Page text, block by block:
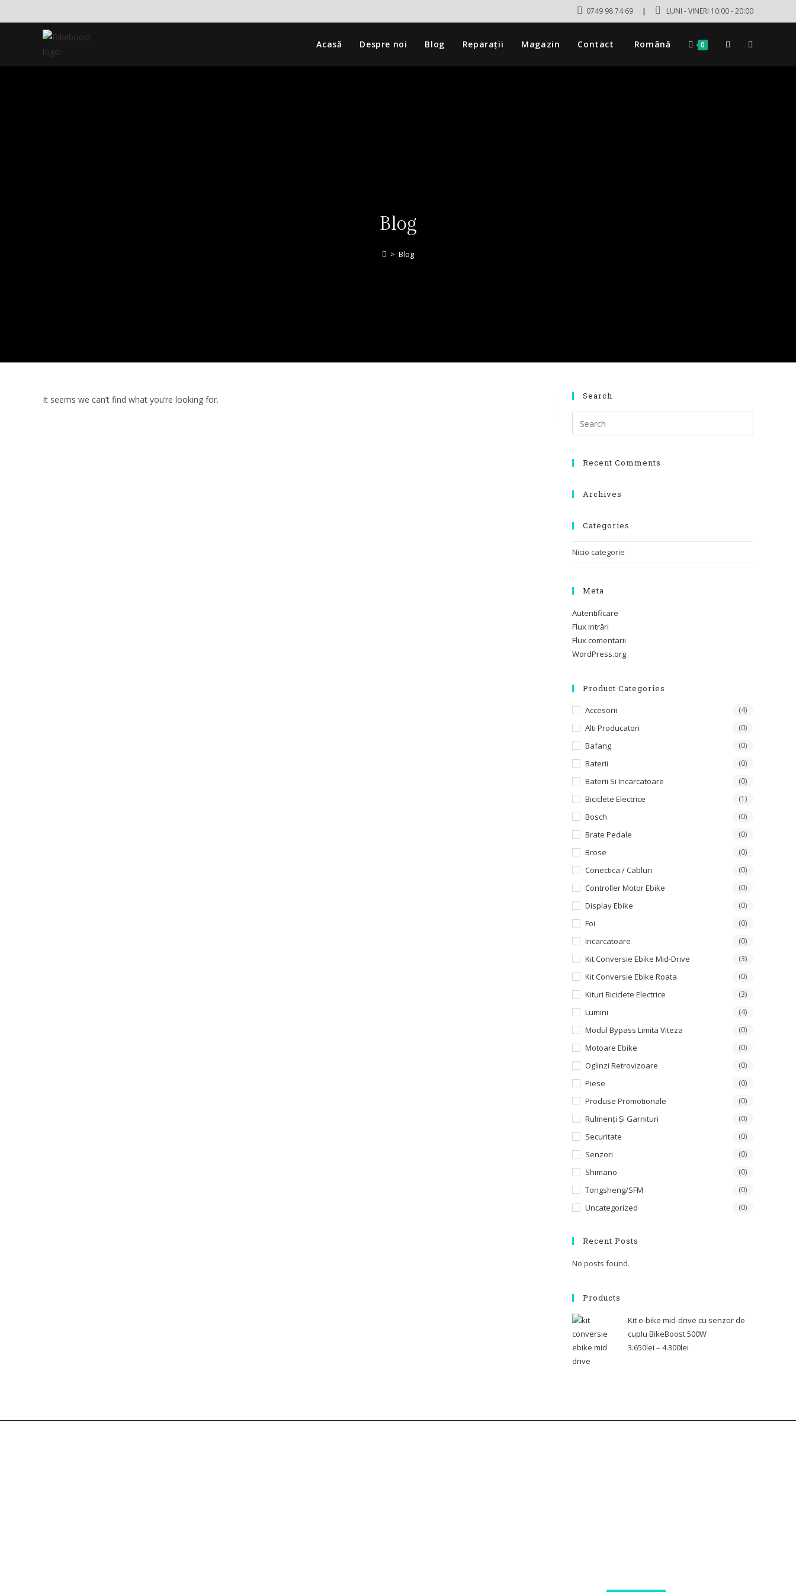
0749 98 74 69 | LUNI - VINERI 10:00 - 20:00
Acasă Despre noi Blog Reparații Magazin Contact Română 0
Blog
> Blog
It seems we can’t find what you’re looking for. Search
Recent Comments
Archives
Categories
Nicio categorie
Meta
Autentificare
Flux intrări
Flux comentarii
WordPress.org
Product Categories
Accesorii (4)
Alti Producatori (0)
Bafang (0)
Baterii (0)
Baterii Si Incarcatoare (0)
Biciclete Electrice (1)
Bosch (0)
Brate Pedale (0)
Brose (0)
Conectica / Cabluri (0)
Controller Motor Ebike (0)
Display Ebike (0)
Foi (0)
Incarcatoare (0)
Kit Conversie Ebike Mid-Drive (3)
Kit Conversie Ebike Roata (0)
Kituri Biciclete Electrice (3)
Lumini (4)
Modul Bypass Limita Viteza (0)
Motoare Ebike (0)
Oglinzi Retrovizoare (0)
Piese (0)
Produse Promotionale (0)
Rulmenți Și Garnituri (0)
Securitate (0)
Senzori (0)
Shimano (0)
Tongsheng/SFM (0)
Uncategorized (0)
Recent Posts
No posts found.
Products
Kit e-bike mid-drive cu senzor de
cuplu BikeBoost 500W
3.650lei – 4.300lei